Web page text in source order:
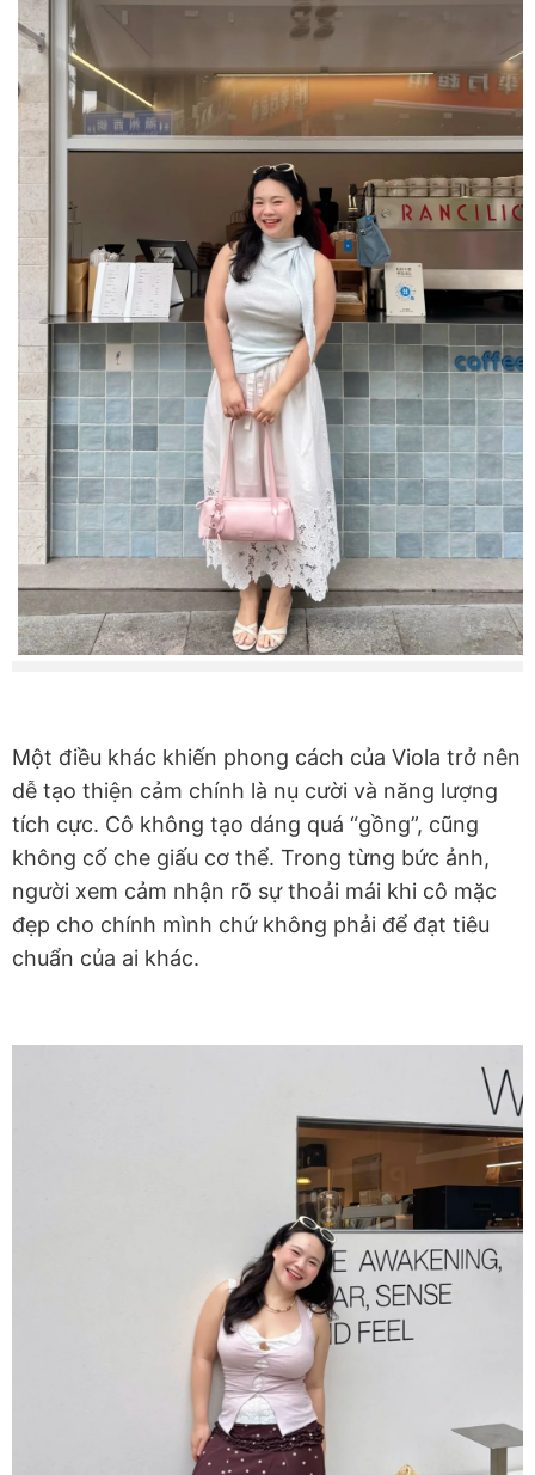
Một điều khác khiến phong cách của Viola trở nên
dễ tạo thiện cảm chính là nụ cười và năng lượng
tích cực. Cô không tạo dáng quá “gồng”, cũng
không cố che giấu cơ thể. Trong từng bức ảnh,
người xem cảm nhận rõ sự thoải mái khi cô mặc
đẹp cho chính mình chứ không phải để đạt tiêu
chuẩn của ai khác.